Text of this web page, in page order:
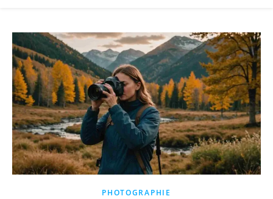
PHOTOGRAPHIE